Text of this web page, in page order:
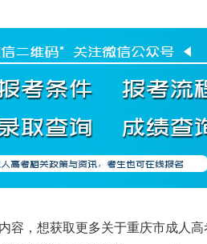
容，想获取更多关于重庆市成人高